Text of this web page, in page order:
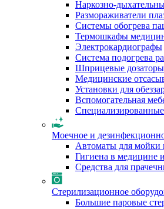
Наркозно-
Размораживатели
Системы обогрева
Термошкафы
Электрокардиографы
Cистема подогрева
Шприцевые
Медицинские
Установки для
Вспомогательная
Моечное и
Автоматы для мойки
Гигиена в медицине
Средства для
Стерилизационное
Большие паровые